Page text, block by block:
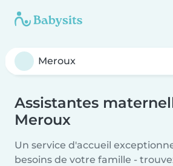
Assistantes
Meroux
Un service d'accueil
besoins de votre famille -